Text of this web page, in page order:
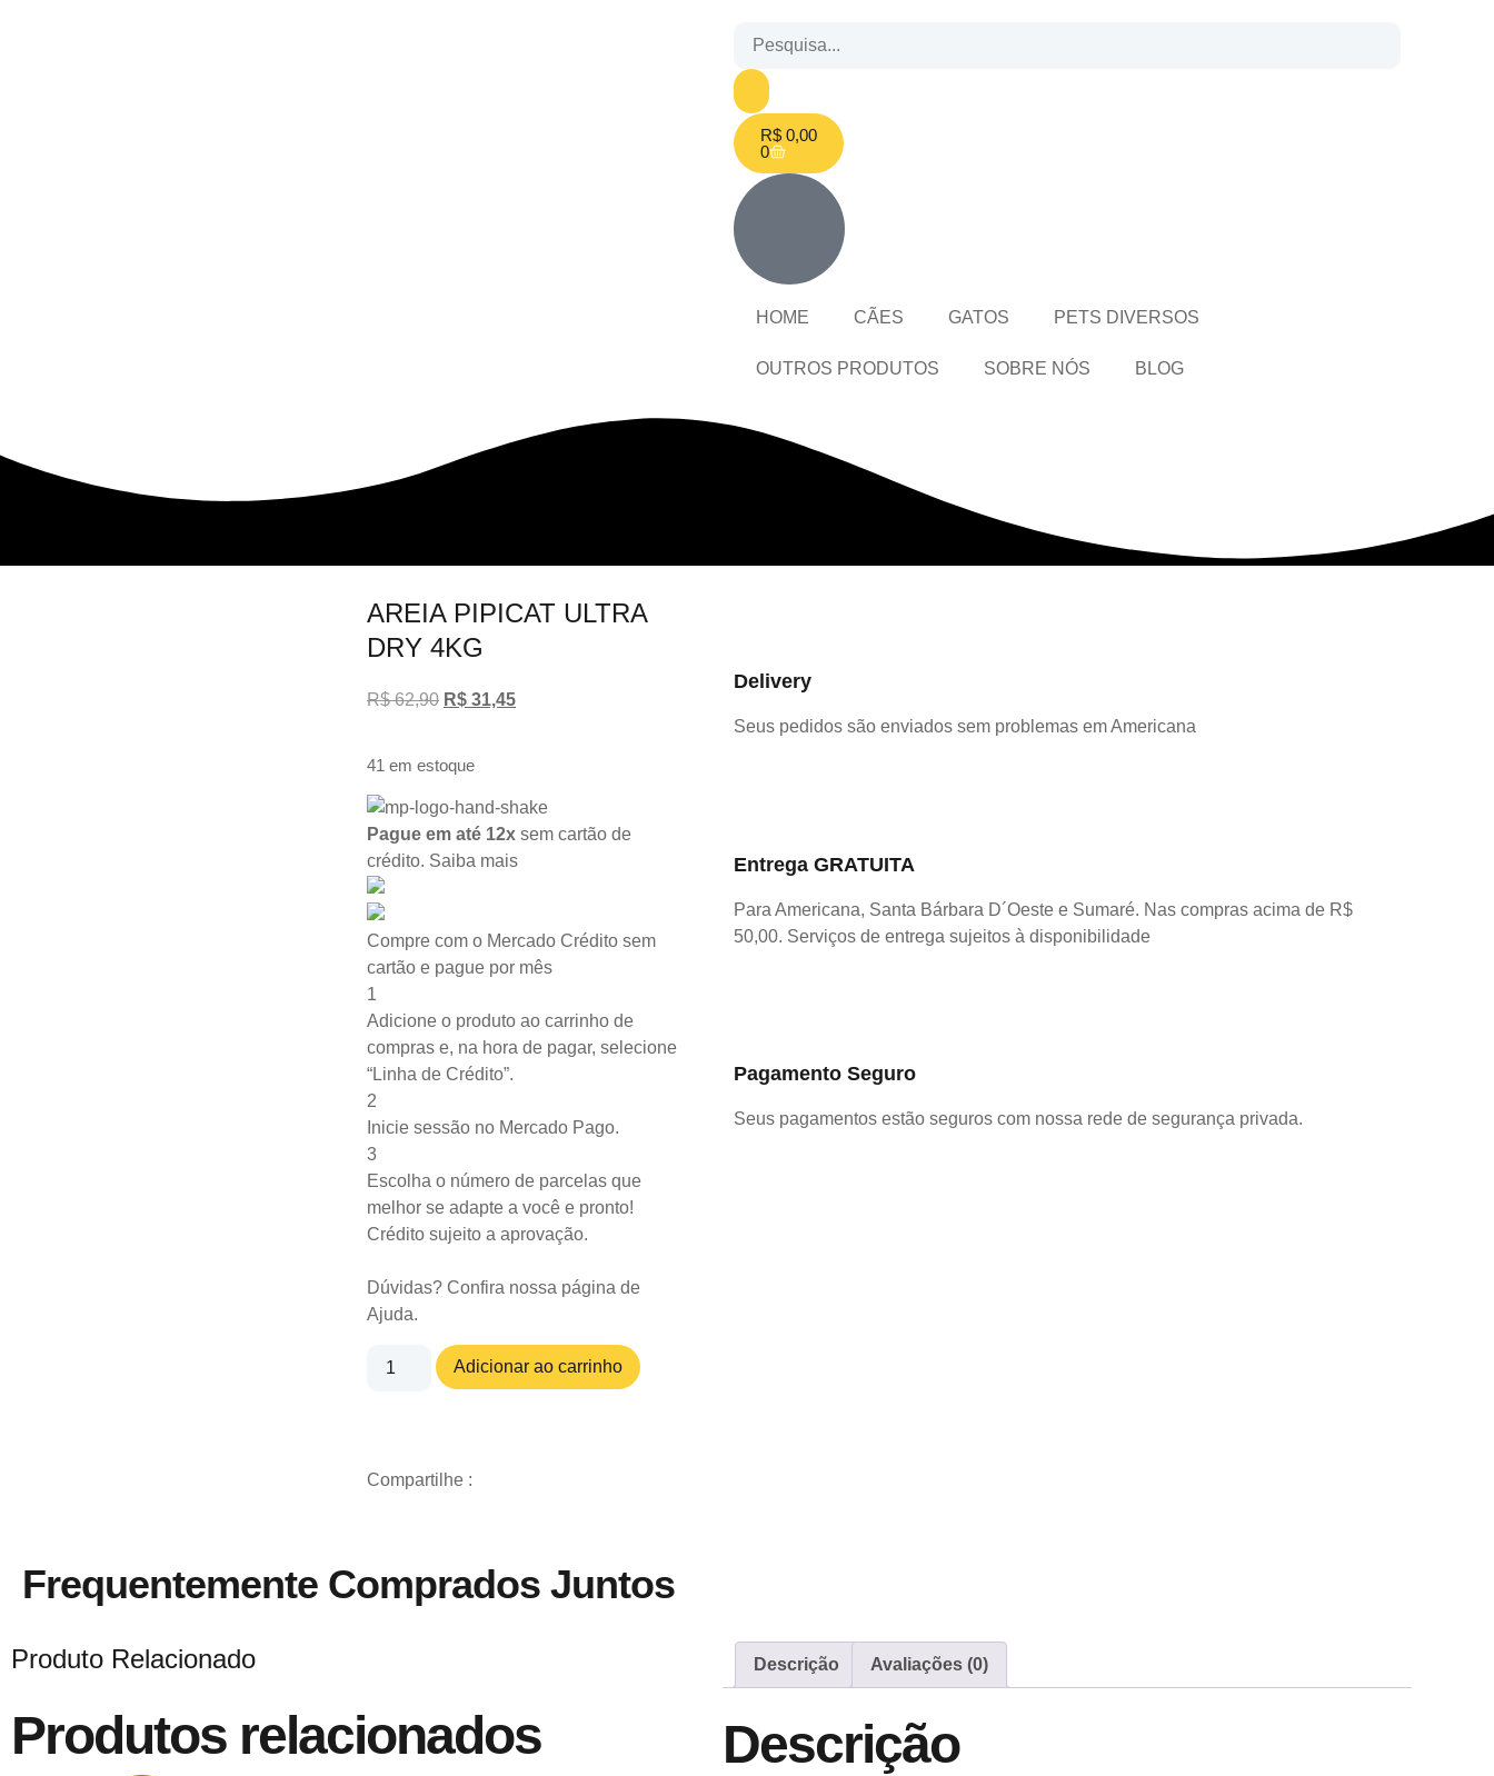
R$ 0,00
0
HOME CÃES GATOS PETS DIVERSOS
OUTROS PRODUTOS SOBRE NÓS BLOG
AREIA PIPICAT ULTRA
DRY 4KG
R$62,90 R$ 31,45
41 em estoque
Pague em até 12x sem cartão de
crédito. Saiba mais
Compre com o Mercado Crédito sem
cartão e pague por mês
1
Adicione o produto ao carrinho de
compras e, na hora de pagar, selecione
“Linha de Crédito”.
2
Inicie sessão no Mercado Pago.
3
Escolha o número de parcelas que
melhor se adapte a você e pronto!
Crédito sujeito a aprovação.
Dúvidas? Confira nossa página de
Ajuda.
Adicionar ao carrinho
Compartilhe :
Delivery
Seus pedidos são enviados sem problemas em Americana
Entrega GRATUITA
Para Americana, Santa Bárbara D´Oeste e Sumaré. Nas compras acima de R$
50,00. Serviços de entrega sujeitos à disponibilidade
Pagamento Seguro
Seus pagamentos estão seguros com nossa rede de segurança privada.
Frequentemente Comprados Juntos
Produto Relacionado
Produtos relacionados
Descrição Avaliações (0)
Descrição